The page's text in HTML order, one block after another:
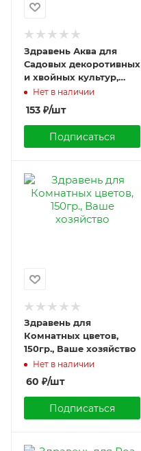
Здравень Аква для
Садовых декоротивных
и хвойных культур,
0,5л, Ваше хозяйство
Нет в наличии
153 ₽/шт
Подписаться
Здравень для
Комнатных цветов,
150гр., Ваше хозяйство
Нет в наличии
60 ₽/шт
Подписаться